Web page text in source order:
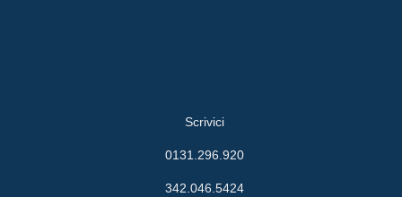
Scrivici
0131.296.920
342.046.5424